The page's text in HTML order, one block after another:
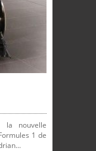
nouvelle
1 de